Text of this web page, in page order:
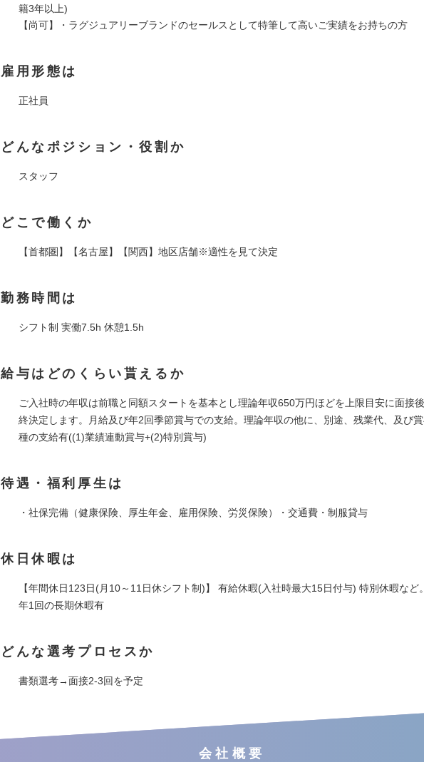
籍3年以上)
【尚可】・ラグジュアリーブランドのセールスとして特筆して高いご実績をお持ちの方
雇用形態は
正社員
どんなポジション・役割か
スタッフ
どこで働くか
【首都圏】【名古屋】【関西】地区店舗※適性を見て決定
勤務時間は
シフト制 実働7.5h 休憩1.5h
給与はどのくらい貰えるか
ご入社時の年収は前職と同額スタートを基本とし理論年収650万円ほどを上限目安に面接
終決定します。月給及び年2回季節賞与での支給。理論年収の他に、別途、残業代、及び
種の支給有((1)業績連動賞与+(2)特別賞与)
待遇・福利厚生は
・社保完備（健康保険、厚生年金、雇用保険、労災保険）・交通費・制服貸与
休日休暇は
【年間休日123日(月10～11日休シフト制)】 有給休暇(入社時最大15日付与) 特別休暇など
年1回の長期休暇有
どんな選考プロセスか
書類選考→面接2-3回を予定
会社概要